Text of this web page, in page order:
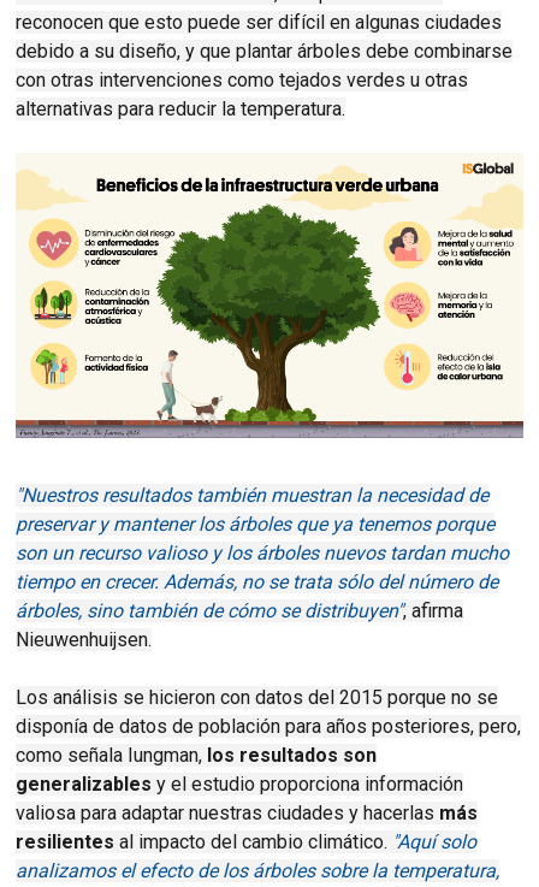
reconocen que esto puede ser difícil en algunas ciudades
debido a su diseño, y que plantar árboles debe combinarse
con otras intervenciones como tejados verdes u otras
alternativas para reducir la temperatura.
"Nuestros resultados también muestran la necesidad de
preservar y mantener los árboles que ya tenemos porque
son un recurso valioso y los árboles nuevos tardan mucho
tiempo en crecer. Además, no se trata sólo del número de
árboles, sino también de cómo se distribuyen", afirma
Nieuwenhuijsen.
Los análisis se hicieron con datos del 2015 porque no se
disponía de datos de población para años posteriores, pero,
como señala Iungman, los resultados son
generalizables y el estudio proporciona información
valiosa para adaptar nuestras ciudades y hacerlas más
resilientes al impacto del cambio climático. "Aquí solo
analizamos el efecto de los árboles sobre la temperatura,